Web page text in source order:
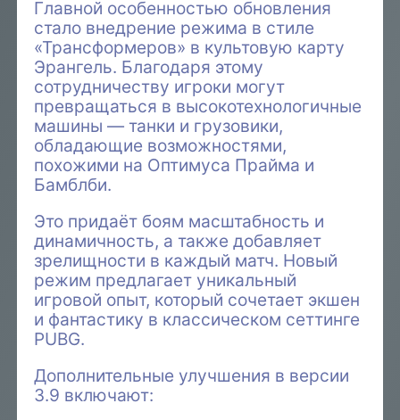
Главной особенностью обновления
стало внедрение режима в стиле
«Трансформеров» в культовую карту
Эрангель. Благодаря этому
сотрудничеству игроки могут
превращаться в высокотехнологичные
машины — танки и грузовики,
обладающие возможностями,
похожими на Оптимуса Прайма и
Бамблби.
Это придаёт боям масштабность и
динамичность, а также добавляет
зрелищности в каждый матч. Новый
режим предлагает уникальный
игровой опыт, который сочетает экшен
и фантастику в классическом сеттинге
PUBG.
Дополнительные улучшения в версии
3.9 включают: